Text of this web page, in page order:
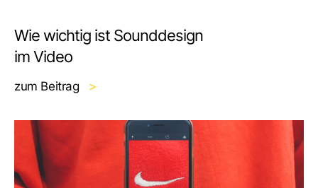
Wie wichtig ist Sounddesign
im Video
zum Beitrag >